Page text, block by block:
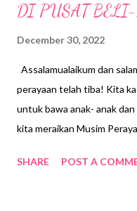
DI PUSAT
December 30, 2022
Assalamualaikum dan
perayaan telah tiba! Kita
untuk bawa anak- anak
kita meraikan Musim
dihiasi dengan dekorasi
SHARE POST A